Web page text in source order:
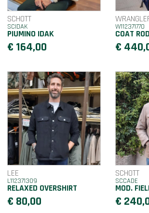
SCHOTT
SCIDAK
PIUMINO IDAK
€ 164,00
W112371770
COAT
€
LEE
L112371309
RELAXED OVERSHIRT
€ 80,00
SCHOTT
SCCADE
MOD.
€